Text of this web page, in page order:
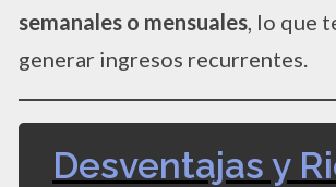
semanales o mensuales, lo que
generar ingresos recurrentes.
Desventajas y